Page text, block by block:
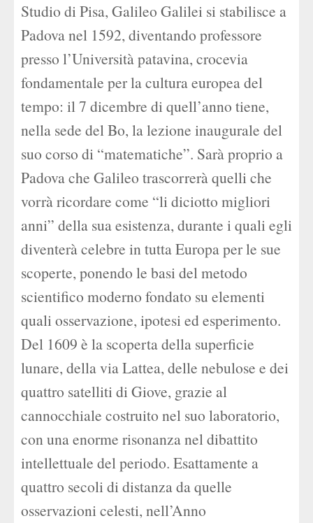
Studio di Pisa, Galileo Galilei si stabilisce a
Padova nel 1592, diventando professore
presso l’Università patavina, crocevia
fondamentale per la cultura europea del
tempo: il 7 dicembre di quell’anno tiene,
nella sede del Bo, la lezione inaugurale del
suo corso di “matematiche”. Sarà proprio a
Padova che Galileo trascorrerà quelli che
vorrà ricordare come “li diciotto migliori
anni” della sua esistenza, durante i quali egli
diventerà celebre in tutta Europa per le sue
scoperte, ponendo le basi del metodo
scientifico moderno fondato su elementi
quali osservazione, ipotesi ed esperimento.
Del 1609 è la scoperta della superficie
lunare, della via Lattea, delle nebulose e dei
quattro satelliti di Giove, grazie al
cannocchiale costruito nel suo laboratorio,
con una enorme risonanza nel dibattito
intellettuale del periodo. Esattamente a
quattro secoli di distanza da quelle
osservazioni celesti, nell’Anno